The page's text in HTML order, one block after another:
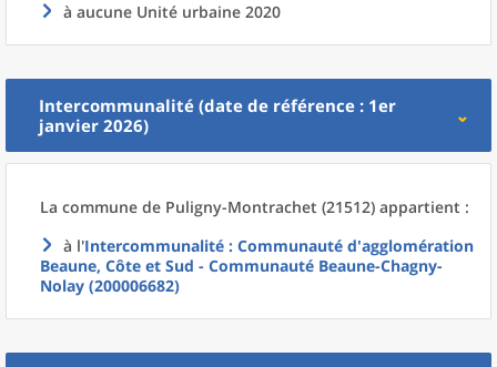
à aucune Unité urbaine 2020
Intercommunalité (date de référence : 1er
janvier 2026)
La commune de Puligny-Montrachet (21512) appartient :
à l'Intercommunalité : Communauté d'agglomération
Beaune, Côte et Sud - Communauté Beaune-Chagny-
Nolay (200006682)